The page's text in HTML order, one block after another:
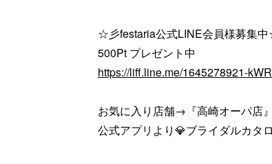
☆彡festaria公式LINE会員様募集
500Pt プレゼント中
https://liff.line.me/1645278921-
お気に入り店舗→『高崎オーパ店
公式アプリより💎ブライダルカタ